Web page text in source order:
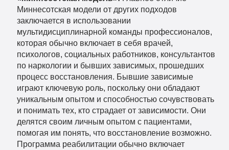
Миннесотская модели от других подходов
заключается в использовании
мультидисциплинарной команды профессионалов,
которая обычно включает в себя врачей,
психологов, социальных работников, консультантов
по наркологии и бывших зависимых, прошедших
процесс восстановления. Бывшие зависимые
играют ключевую роль, поскольку они обладают
уникальным опытом и способностью сочувствовать
и понимать тех, кто страдает от зависимости. Они
делятся своим личным опытом с пациентами,
помогая им понять, что восстановление возможно.
Программа реабилитации обычно включает